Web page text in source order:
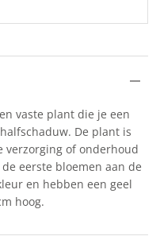
vaste plant die je een
De plant is
verzorging of onderhoud
eerste bloemen aan de
en hebben een geel
hoog.